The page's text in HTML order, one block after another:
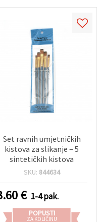
Set ravnih umjetničkih
kistova za slikanje – 5
sintetičkih kistova
SKU: 844634
€ 1-4 pak.
POPUSTI
ZA KOLIČINU